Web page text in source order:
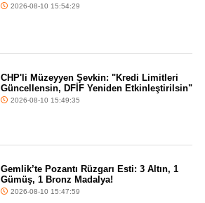
2026-08-10 15:54:29
CHP'li Müzeyyen Şevkin: "Kredi Limitleri
Güncellensin, DFİF Yeniden Etkinleştirilsin"
2026-08-10 15:49:35
Gemlik’te Pozantı Rüzgarı Esti: 3 Altın, 1
Gümüş, 1 Bronz Madalya!
2026-08-10 15:47:59